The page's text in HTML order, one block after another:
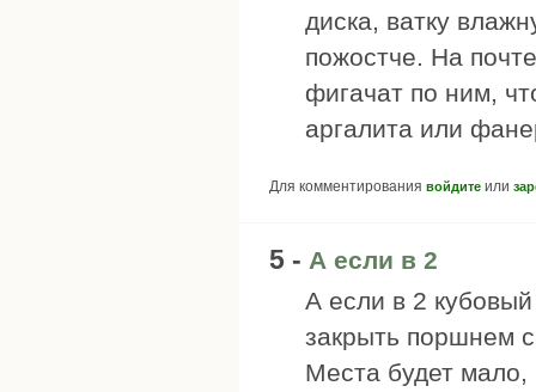
диска, ватку
пожостче. На
фигачат по ним,
аргалита или
Для комментирования войдите или
5 - А если в 2
А если в 2
закрыть поршнем
Места будет мало,